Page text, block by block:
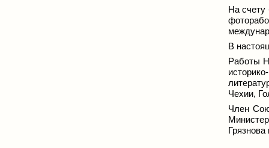
На счету
В
Работы
Чехии,
Член